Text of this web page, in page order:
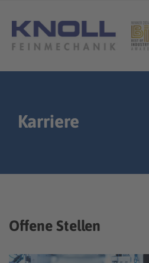
content
Karriere
Offene Stellen